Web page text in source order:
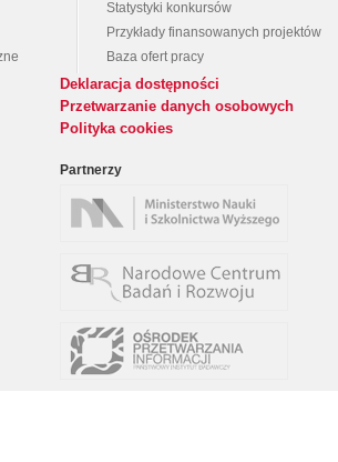
Statystyki konkursów
Przykłady finansowanych projektów
Baza ofert pracy
Deklaracja dostępności
Przetwarzanie danych osobowych
Polityka cookies
Partnerzy